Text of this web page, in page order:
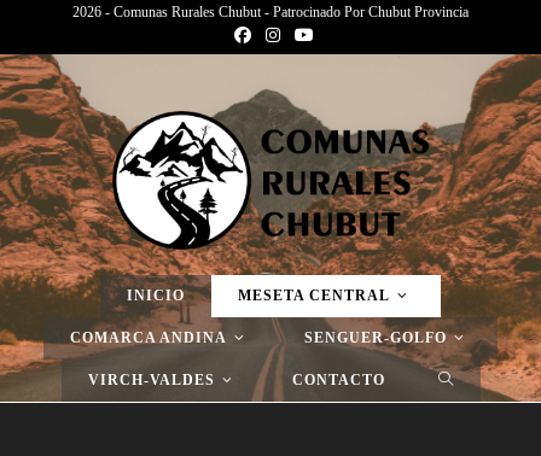
2026 - Comunas Rurales Chubut - Patrocinado Por Chubut Provincia
INICIO MESETA CENTRAL
COMARCA ANDINA SENGUER-GOLFO
VIRCH-VALDES CONTACTO
Página Nueva
> Gan Gan > Página Nueva